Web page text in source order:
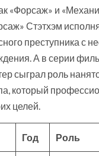
«Форсаж» и
Стэтхэм
преступника с
А в серии
сыграл роль
который
целей.
Год Роль